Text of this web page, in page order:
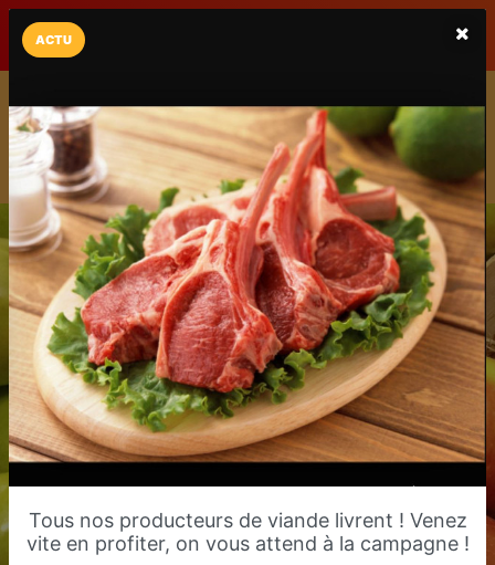
LaCarte Play Store
Téléchargez gratuitement l'app LaCarte pour suivre vos
commerces favoris et ne rien rater !
Télécharger Plus tard
ACTU
Tous nos producteurs de viande livrent ! Venez
vite en profiter, on vous attend à la campagne !